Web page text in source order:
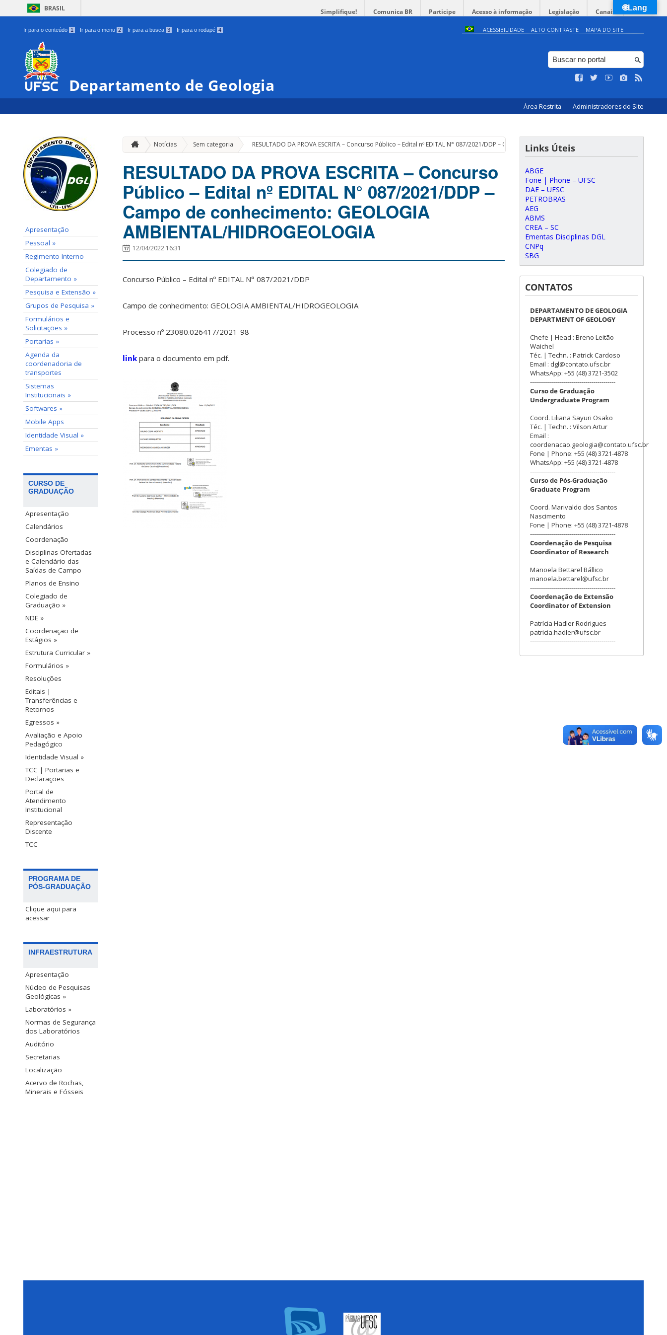
BRASIL Simplifique! Comunica BR Participe Acesso à informação Legislação Canais
Ir para o conteúdo 1 Ir para o menu 2 Ir para a busca 3 Ir para o rodapé 4 ACESSIBILIDADE ALTO CONTRASTE MAPA DO SITE
Departamento de Geologia
Área Restrita Administradores do Site
Apresentação
Pessoal »
Regimento Interno
Colegiado de
Departamento »
Pesquisa e Extensão »
Grupos de Pesquisa »
Formulários e
Solicitações »
Portarias »
Agenda da
coordenadoria de
transportes
Sistemas
Institucionais »
Softwares »
Mobile Apps
Identidade Visual »
Ementas »
CURSO DE
GRADUAÇÃO
Apresentação
Calendários
Coordenação
Disciplinas Ofertadas
e Calendário das
Saídas de Campo
Planos de Ensino
Colegiado de
Graduação »
NDE »
Coordenação de
Estágios »
Estrutura Curricular »
Formulários »
Resoluções
Editais |
Transferências e
Retornos
Egressos »
Avaliação e Apoio
Pedagógico
Identidade Visual »
TCC | Portarias e
Declarações
Portal de
Atendimento
Institucional
Representação
Discente
TCC
PROGRAMA DE
PÓS-GRADUAÇÃO
Clique aqui para
acessar
INFRAESTRUTURA
Apresentação
Núcleo de Pesquisas
Geológicas »
Laboratórios »
Normas de Segurança
dos Laboratórios
Auditório
Secretarias
Localização
Acervo de Rochas,
Minerais e Fósseis
Notícias Sem categoria » RESULTADO DA PROVA ESCRITA – Concurso Público – Edital nº EDITAL N° 087/2021/DDP – Campo de conhecimento: GEOLOGIA AMBIENTAL/
RESULTADO DA PROVA ESCRITA – Concurso
Público – Edital nº EDITAL N° 087/2021/DDP –
Campo de conhecimento: GEOLOGIA
AMBIENTAL/HIDROGEOLOGIA
12/04/2022 16:31
Concurso Público – Edital nº EDITAL N° 087/2021/DDP
Campo de conhecimento: GEOLOGIA AMBIENTAL/HIDROGEOLOGIA
Processo nº 23080.026417/2021-98
link para o documento em pdf.
Links Úteis
ABGE
Fone | Phone – UFSC
DAE – UFSC
PETROBRAS
AEG
ABMS
CREA – SC
Ementas Disciplinas DGL
CNPq
SBG
CONTATOS
DEPARTAMENTO DE GEOLOGIA
DEPARTMENT OF GEOLOGY
Chefe | Head : Breno Leitão
Waichel
Téc. | Techn. : Patrick Cardoso
Email : dgl@contato.ufsc.br
WhatsApp: +55 (48) 3721-3502
-------------------------------------------
Curso de Graduação
Undergraduate Program
Coord. Liliana Sayuri Osako
Téc. | Techn. : Vilson Artur
Email :
coordenacao.geologia@contato.ufsc.br
Fone | Phone: +55 (48) 3721-4878
WhatsApp: +55 (48) 3721-4878
-------------------------------------------
Curso de Pós-Graduação
Graduate Program
Coord. Marivaldo dos Santos
Nascimento
Fone | Phone: +55 (48) 3721-4878
-------------------------------------------
Coordenação de Pesquisa
Coordinator of Research
Manoela Bettarel Bállico
manoela.bettarel@ufsc.br
-------------------------------------------
Coordenação de Extensão
Coordinator of Extension
Patrícia Hadler Rodrigues
patricia.hadler@ufsc.br
-------------------------------------------
🌐Lang